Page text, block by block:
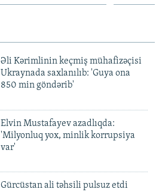
Əli Kərimlinin keçmiş mühafizəçisi
Ukraynada saxlanılıb: 'Guya ona
850 min göndərib'
Elvin Mustafayev azadlıqda:
'Milyonluq yox, minlik korrupsiya
var'
Gürcüstan ali təhsili pulsuz etdi